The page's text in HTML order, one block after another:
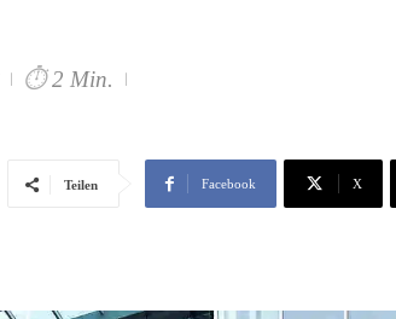
⏱ 2 Min.
Teilen Facebook X